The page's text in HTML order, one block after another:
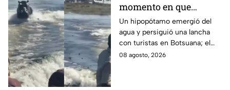
momento en que
hipopótamo sale del
agua para perseguir a
turistas en lancha
Un hipopótamo emergió del
agua y persiguió una lancha
con turistas en Botsuana; el
guía aceleró a tiempo para
08 agosto, 2026